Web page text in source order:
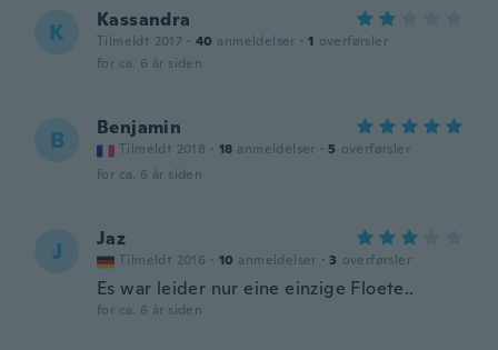
K Kassandra
Tilmeldt 2017 · 40 anmeldelser · 1 overførsler
for ca. 6 år siden
B Benjamin
Tilmeldt 2018 · 18 anmeldelser · 5 overførsler
for ca. 6 år siden
J Jaz
Tilmeldt 2016 · 10 anmeldelser · 3 overførsler
Es war leider nur eine einzige Floete..
for ca. 6 år siden